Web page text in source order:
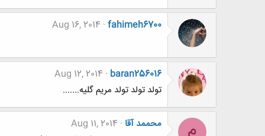
fahimeh6700
Aug 16, 2014
baran256016
Aug 12, 2014
تولد تولد تولد مریم گلیه.......
محممد آقا Aug 11, 2014